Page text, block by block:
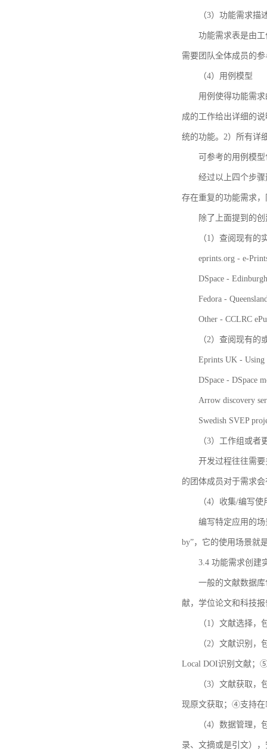
（3）功能需求描
功能需求表是由
需要团队全体成员的
（4）用例模型
用例使得功能需
成的工作给出详细的
统的功能。2）所有详
可参考的用例模
经过以上四个步
存在重复的功能需求
除了上面提到的
（1）查阅现有的
eprints.org - e-
DSpace -
Fedora -
Other - CCLRC
（2）查阅现有
Eprints UK - Using
DSpace - DSpace
Arrow discovery
Swedish SVEP
（3）工作组或者
开发过程往往需
的团体成员对于需求
（4）收集/编写
编写特定应用的场
by”，它的使用场景就
3.4 功能需求创建
一般的文献数据
献，学位论文和科技
（1）文献选择
（2）文献识别
Local DOI识别文献；
（3）文献获取
现原文获取；④支持在
（4）数据管理
录、文摘或是引文）